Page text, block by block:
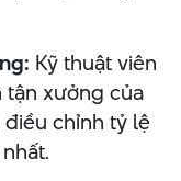
Kỹ thuật viên
tận xưởng của
chỉnh tỷ lệ